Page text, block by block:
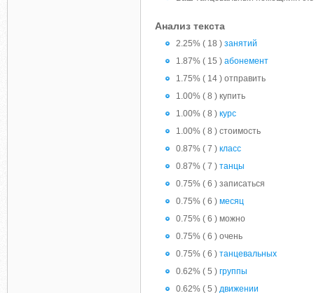
Анализ текста
2.25% ( 18 ) занятий
1.87% ( 15 ) абонемент
1.75% ( 14 ) отправить
1.00% ( 8 ) купить
1.00% ( 8 ) курс
1.00% ( 8 ) стоимость
0.87% ( 7 ) класс
0.87% ( 7 ) танцы
0.75% ( 6 ) записаться
0.75% ( 6 ) месяц
0.75% ( 6 ) можно
0.75% ( 6 ) очень
0.75% ( 6 ) танцевальных
0.62% ( 5 ) группы
0.62% ( 5 ) движении